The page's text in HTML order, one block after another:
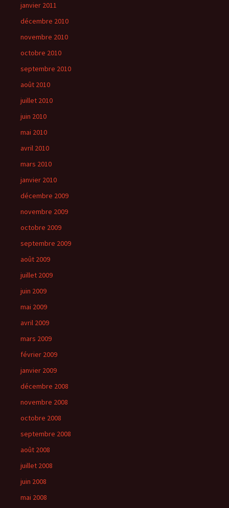
janvier 2011
décembre 2010
novembre 2010
octobre 2010
septembre 2010
août 2010
juillet 2010
juin 2010
mai 2010
avril 2010
mars 2010
janvier 2010
décembre 2009
novembre 2009
octobre 2009
septembre 2009
août 2009
juillet 2009
juin 2009
mai 2009
avril 2009
mars 2009
février 2009
janvier 2009
décembre 2008
novembre 2008
octobre 2008
septembre 2008
août 2008
juillet 2008
juin 2008
mai 2008